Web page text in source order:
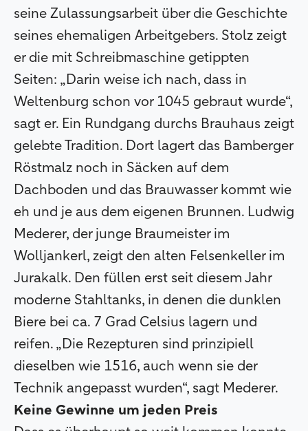
seine Zulassungsarbeit über die Geschichte
seines ehemaligen Arbeitgebers. Stolz zeigt
er die mit Schreibmaschine getippten
Seiten: „Darin weise ich nach, dass in
Weltenburg schon vor 1045 gebraut wurde“,
sagt er. Ein Rundgang durchs Brauhaus zeigt
gelebte Tradition. Dort lagert das Bamberger
Röstmalz noch in Säcken auf dem
Dachboden und das Brauwasser kommt wie
eh und je aus dem eigenen Brunnen. Ludwig
Mederer, der junge Braumeister im
Wolljankerl, zeigt den alten Felsenkeller im
Jurakalk. Den füllen erst seit diesem Jahr
moderne Stahltanks, in denen die dunklen
Biere bei ca. 7 Grad Celsius lagern und
reifen. „Die Rezepturen sind prinzipiell
dieselben wie 1516, auch wenn sie der
Technik angepasst wurden“, sagt Mederer.
Keine Gewinne um jeden Preis